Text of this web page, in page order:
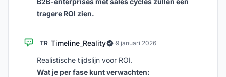
B2B-enterprises met sales cycles zullen een
tragere ROI zien.
TR Timeline_Reality ·9 januari 2026
Realistische tijdslijn voor ROI.
Wat je per fase kunt verwachten: